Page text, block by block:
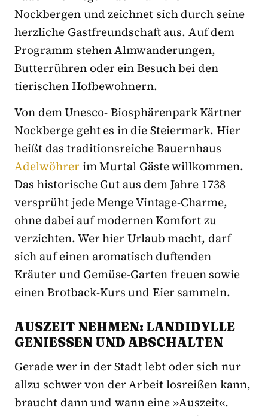
Nockbergen und zeichnet sich durch seine
herzliche Gastfreundschaft aus. Auf dem
Programm stehen Almwanderungen,
Butterrühren oder ein Besuch bei den
tierischen Hofbewohnern.
Von dem Unesco- Biosphärenpark Kärtner
Nockberge geht es in die Steiermark. Hier
heißt das traditionsreiche Bauernhaus
Adelwöhrerim Murtal Gäste willkommen.
Das historische Gut aus dem Jahre 1738
versprüht jede Menge Vintage-Charme,
ohne dabei auf modernen Komfort zu
verzichten. Wer hier Urlaub macht, darf
sich auf einen aromatisch duftenden
Kräuter und Gemüse-Garten freuen sowie
einen Brotback-Kurs und Eier sammeln.
AUSZEIT NEHMEN: LANDIDYLLE
GENIESSEN UND ABSCHALTEN
Gerade wer in der Stadt lebt oder sich nur
allzu schwer von der Arbeit losreißen kann,
braucht dann und wann eine »Auszeit«.